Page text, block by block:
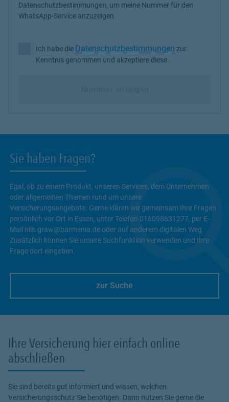
Datenschutzbestimmungen, um meine Nummer für den
WhatsApp-Service anzuzeigen.
Ich habe die Datenschutzbestimmungen zur Kenntnis
Ich habe die Datenschutzbestimmungen zur
Kenntnis genommen und akzeptiere diese.
Sie haben Fragen?
Egal, ob zu einem Produkt, unseren Services, dem Unternehmen
oder allgemeinen Themen rund um unsere
Versicherungsangebote. Gerne klären wir gemeinsam Ihre Fragen
persönlich vor Ort in Essen, unter Telefon 016098631277, per E-
Mail nils.graw@barmenia.de oder auf anderem digitalen Weg.
Zusätzlich können Sie unsere Suchfunktion verwenden und Ihre
Frage dort eingeben.
zur Suche
Ihre Versicherung hier einfach online
abschließen
Sie sind bereits gut informiert und wissen, welchen
Versicherungsschutz Sie benötigen. Dann nutzen Sie gerne die